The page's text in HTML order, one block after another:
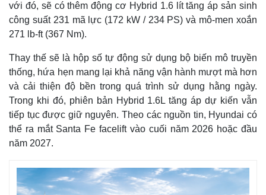
với đó, sẽ có thêm động cơ Hybrid 1.6 lít tăng áp sản sinh
công suất 231 mã lực (172 kW / 234 PS) và mô-men xoắn
271 lb-ft (367 Nm).
Thay thế sẽ là hộp số tự động sử dụng bộ biến mô truyền
thống, hứa hẹn mang lại khả năng vận hành mượt mà hơn
và cải thiện độ bền trong quá trình sử dụng hằng ngày.
Trong khi đó, phiên bản Hybrid 1.6L tăng áp dự kiến vẫn
tiếp tục được giữ nguyên. Theo các nguồn tin, Hyundai có
thể ra mắt Santa Fe facelift vào cuối năm 2026 hoặc đầu
năm 2027.